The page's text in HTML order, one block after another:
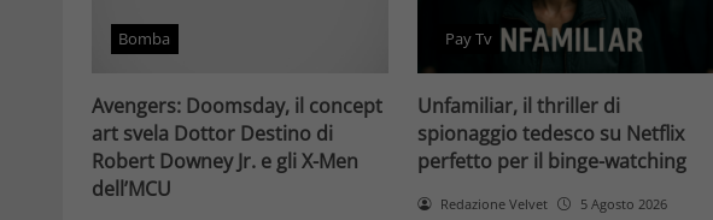
Bomba
Avengers: Doomsday, il concept
art svela Dottor Destino di
Robert Downey Jr. e gli X-Men
dell’MCU
Pay Tv
Unfamiliar, il thriller di
spionaggio tedesco su Netflix
perfetto per il binge-watching
Redazione Velvet 5 Agosto 2026